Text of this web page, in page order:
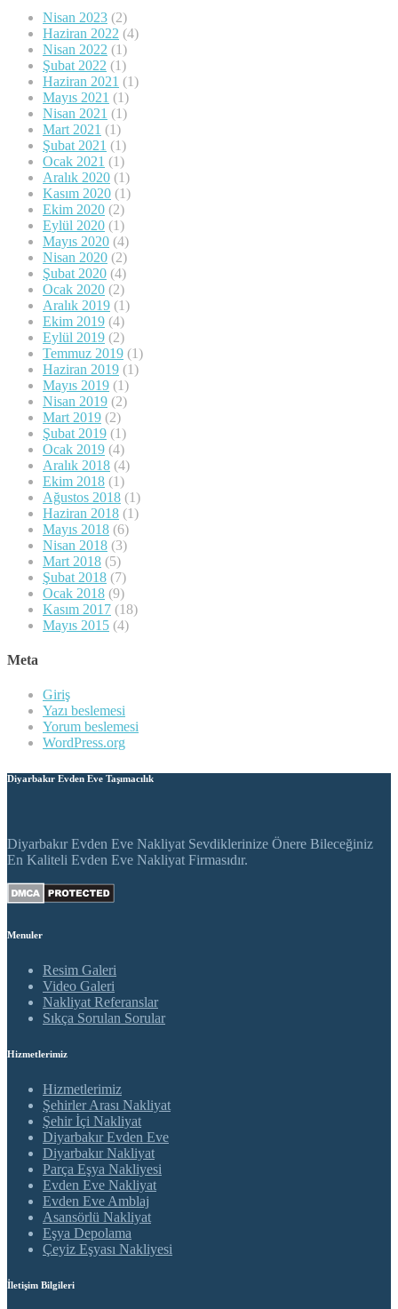
Nisan 2023 (2)
Haziran 2022 (4)
Nisan 2022 (1)
Şubat 2022 (1)
Haziran 2021 (1)
Mayıs 2021 (1)
Nisan 2021 (1)
Mart 2021 (1)
Şubat 2021 (1)
Ocak 2021 (1)
Aralık 2020 (1)
Kasım 2020 (1)
Ekim 2020 (2)
Eylül 2020 (1)
Mayıs 2020 (4)
Nisan 2020 (2)
Şubat 2020 (4)
Ocak 2020 (2)
Aralık 2019 (1)
Ekim 2019 (4)
Eylül 2019 (2)
Temmuz 2019 (1)
Haziran 2019 (1)
Mayıs 2019 (1)
Nisan 2019 (2)
Mart 2019 (2)
Şubat 2019 (1)
Ocak 2019 (4)
Aralık 2018 (4)
Ekim 2018 (1)
Ağustos 2018 (1)
Haziran 2018 (1)
Mayıs 2018 (6)
Nisan 2018 (3)
Mart 2018 (5)
Şubat 2018 (7)
Ocak 2018 (9)
Kasım 2017 (18)
Mayıs 2015 (4)
Meta
Giriş
Yazı beslemesi
Yorum beslemesi
WordPress.org
Diyarbakır Evden Eve Taşımacılık
Diyarbakır Evden Eve Nakliyat Sevdiklerinize Önere Bileceğiniz
En Kaliteli Evden Eve Nakliyat Firmasıdır.
Menuler
Resim Galeri
Video Galeri
Nakliyat Referanslar
Sıkça Sorulan Sorular
Hizmetlerimiz
Hizmetlerimiz
Şehirler Arası Nakliyat
Şehir İçi Nakliyat
Diyarbakır Evden Eve
Diyarbakır Nakliyat
Parça Eşya Nakliyesi
Evden Eve Nakliyat
Evden Eve Amblaj
Asansörlü Nakliyat
Eşya Depolama
Çeyiz Eşyası Nakliyesi
İletişim Bilgileri